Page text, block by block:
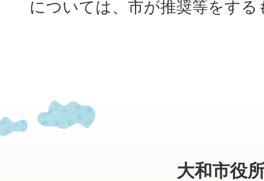
については、市が推奨等をす
大和市役